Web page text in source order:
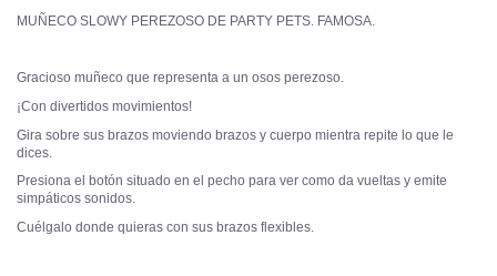
MUÑECO SLOWY PEREZOSO DE PARTY PETS. FAMOSA.
Gracioso muñeco que representa a un osos perezoso.
¡Con divertidos movimientos!
Gira sobre sus brazos moviendo brazos y cuerpo mientra repite lo que le
dices.
Presiona el botón situado en el pecho para ver como da vueltas y emite
simpáticos sonidos.
Cuélgalo donde quieras con sus brazos flexibles.